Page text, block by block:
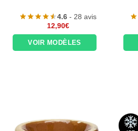
4.6 - 28 avis
12,90€
VOIR MODÈLES